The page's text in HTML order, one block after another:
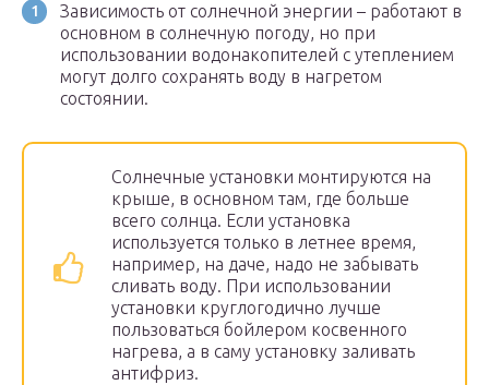
Зависимость от солнечной энергии – работают в
основном в солнечную погоду, но при
использовании водонакопителей с утеплением
могут долго сохранять воду в нагретом
состоянии.
Солнечные установки монтируются на
крыше, в основном там, где больше
всего солнца. Если установка
используется только в летнее время,
например, на даче, надо не забывать
сливать воду. При использовании
установки круглогодично лучше
пользоваться бойлером косвенного
нагрева, а в саму установку заливать
антифриз.